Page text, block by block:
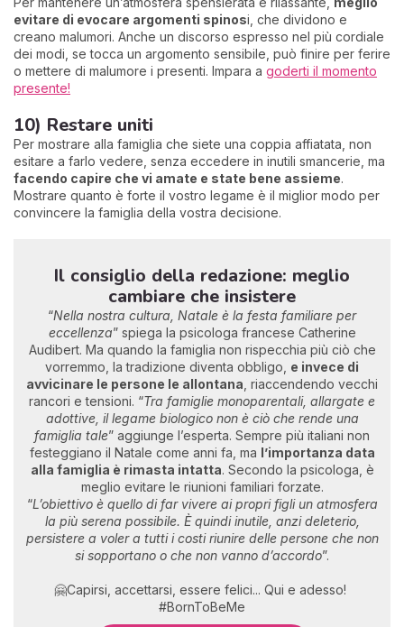
evitare di evocare argomenti spinosi, che dividono e
creano malumori. Anche un discorso espresso nel più cordiale
dei modi, se tocca un argomento sensibile, può finire per ferire
o mettere di malumore i presenti. Impara a goderti il momento
presente!
10) Restare uniti
Per mostrare alla famiglia che siete una coppia affiatata, non
esitare a farlo vedere, senza eccedere in inutili smancerie, ma
facendo capire che vi amate e state bene assieme.
Mostrare quanto è forte il vostro legame è il miglior modo per
convincere la famiglia della vostra decisione.
Il consiglio della redazione: meglio
cambiare che insistere
“Nella nostra cultura, Natale è la festa familiare per
eccellenza” spiega la psicologa francese Catherine
Audibert. Ma quando la famiglia non rispecchia più ciò che
vorremmo, la tradizione diventa obbligo, e invece di
avvicinare le persone le allontana , riaccendendo vecchi
rancori e tensioni. “Tra famiglie monoparentali, allargate e
adottive, il legame biologico non è ciò che rende una
famiglia tale” aggiunge l’esperta. Sempre più italiani non
festeggiano il Natale come anni fa, ma l’importanza data
alla famiglia è rimasta intatta. Secondo la psicologa, è
meglio evitare le riunioni familiari forzate.
“L’obiettivo è quello di far vivere ai propri figli un atmosfera
la più serena possibile. È quindi inutile, anzi deleterio,
persistere a voler a tutti i costi riunire delle persone che non
si sopportano o che non vanno d’accordo”.
🤗Capirsi, accettarsi, essere felici... Qui e adesso!
#BornToBeMe